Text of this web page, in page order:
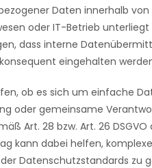
Daten innerhalb
oder IT-Betrieb
dass interne
eingehalten
ob es sich um einfache
oder gemeinsame
Art. 28 bzw. Art. 26
kann dabei helfen,
Datenschutzstandards zu